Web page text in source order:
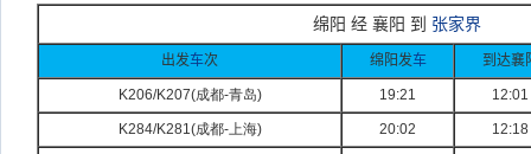
绵阳 经 襄阳 到 张家界
出发车次 绵阳发车 到达襄
K206/K207(成都-青岛) 19:21 12:01
K284/K281(成都-上海) 20:02 12:18